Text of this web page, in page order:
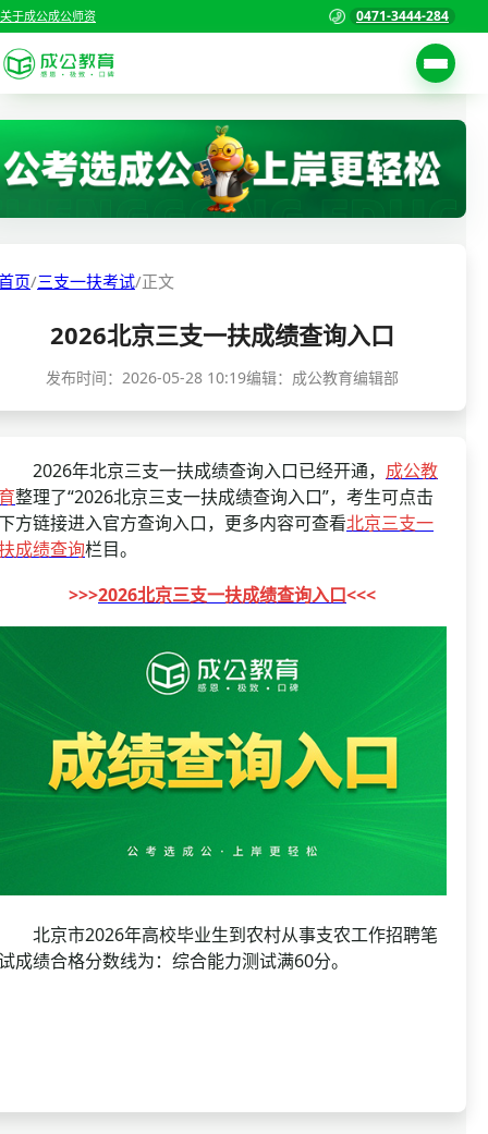
关于成公成公师资 0471-3444-284
考试公告
职位表
准考证打印
考试政策
成绩查询
资格复审
面试补录
历年真题
公务员课程
首页
国家公务员考试
警察/辅警考试
教师资格/教师编制
国企/银行考试
页/三支一扶考试/正文
2026北京三支一扶成绩查询入口
发布时间： 2026-05-28 10:19编辑：成公教育编辑部
年北京三支一扶成绩查询入口已经开通， 成公教
整理了“2026北京三支一扶成绩查询入口”，考生可点击
方链接进入官方查询入口，更多内容可查看北京三支一
成绩查询栏目。
>>>2026北京三支一扶成绩查询入口<<<
京市2026年高校毕业生到农村从事支农工作招聘笔
成绩合格分数线为：综合能力测试满60分。